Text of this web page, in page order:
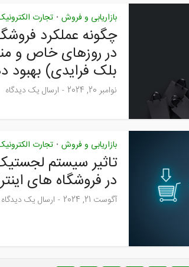
بازاریابی و فروش • تجارت
چگونه عملکرد
در روزهای خاص و
بلک فرایدی) بهبود
نوامبر 20, 2024 ارسال یک دیدگاه
بازاریابی و فروش • تجارت
تاثیر سیستم
در فروشگاه های
آگوست 21, 2024 ارسال یک دیدگاه